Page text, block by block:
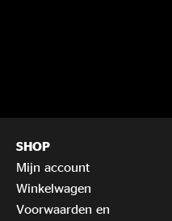
SHOP
Mijn account
Winkelwagen
Voorwaarden en